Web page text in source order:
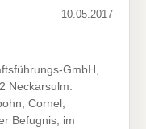
10.05.2017
GmbH,
Neckarsulm.
Cornel,
Befugnis, im